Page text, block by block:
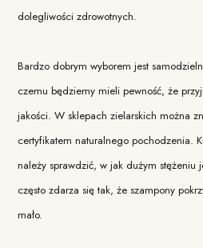
dolegliwości zdrowotnych.
Bardzo dobrym wyborem jest
czemu będziemy mieli pewność, że
jakości. W sklepach zielarskich można
certyfikatem naturalnego pochodzenia.
należy sprawdzić, w jak dużym stężeniu
często zdarza się tak, że szampony
mało.